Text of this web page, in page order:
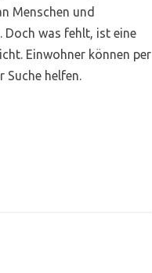
Menschen und
Doch was fehlt, ist eine
Einwohner können per
Suche helfen.